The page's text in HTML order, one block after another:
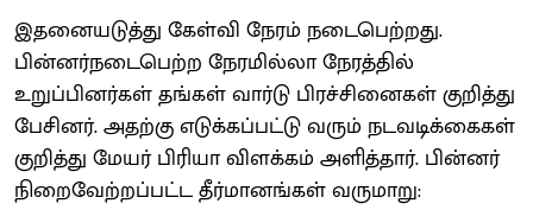
இதனையடுத்து கேள்வி நேரம் நடைபெற்றது.
பின்னர்நடைபெற்ற நேரமில்லா நேரத்தில்
உறுப்பினர்கள் தங்கள் வார்டு பிரச்சினைகள் குறித்து
பேசினர். அதற்கு எடுக்கப்பட்டு வரும் நடவடிக்கைகள்
குறித்து மேயர் பிரியா விளக்கம் அளித்தார். பின்னர்
நிறைவேற்றப்பட்ட தீர்மானங்கள் வருமாறு: